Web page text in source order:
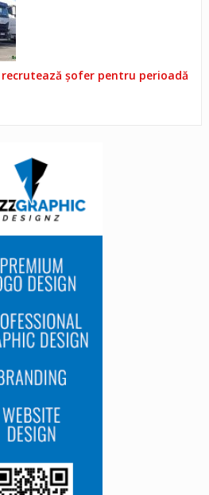
recrutează șofer pentru perioadă